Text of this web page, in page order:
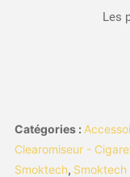
Les
Catégories :
Clearomiseur -
Smoktech, Smoktech